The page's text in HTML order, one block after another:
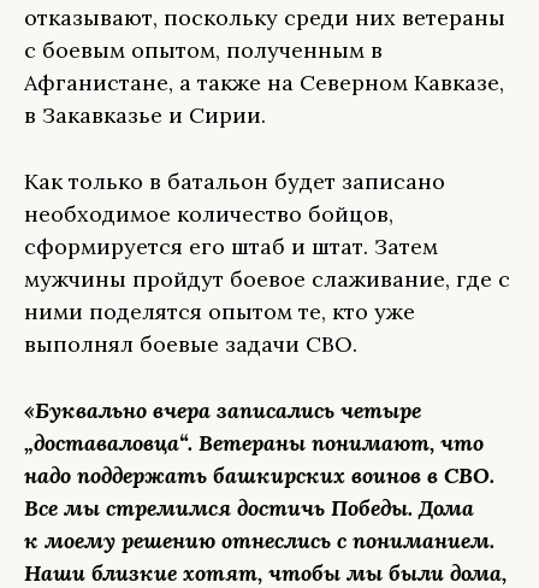
отказывают, поскольку среди них ветераны
с боевым опытом, полученным в
Афганистане, а также на Северном Кавказе,
в Закавказье и Сирии.
Как только в батальон будет записано
необходимое количество бойцов,
сформируется его штаб и штат. Затем
мужчины пройдут боевое слаживание, где с
ними поделятся опытом те, кто уже
выполнял боевые задачи СВО.
«Буквально вчера записались четыре
„доставаловца“. Ветераны понимают, что
надо поддержать башкирских воинов в СВО.
Все мы стремимся достичь Победы. Дома
к моему решению отнеслись с пониманием.
Наши близкие хотят, чтобы мы были дома,